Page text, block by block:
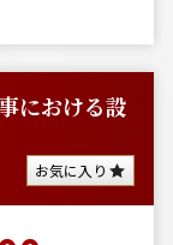
における設
お気に入り